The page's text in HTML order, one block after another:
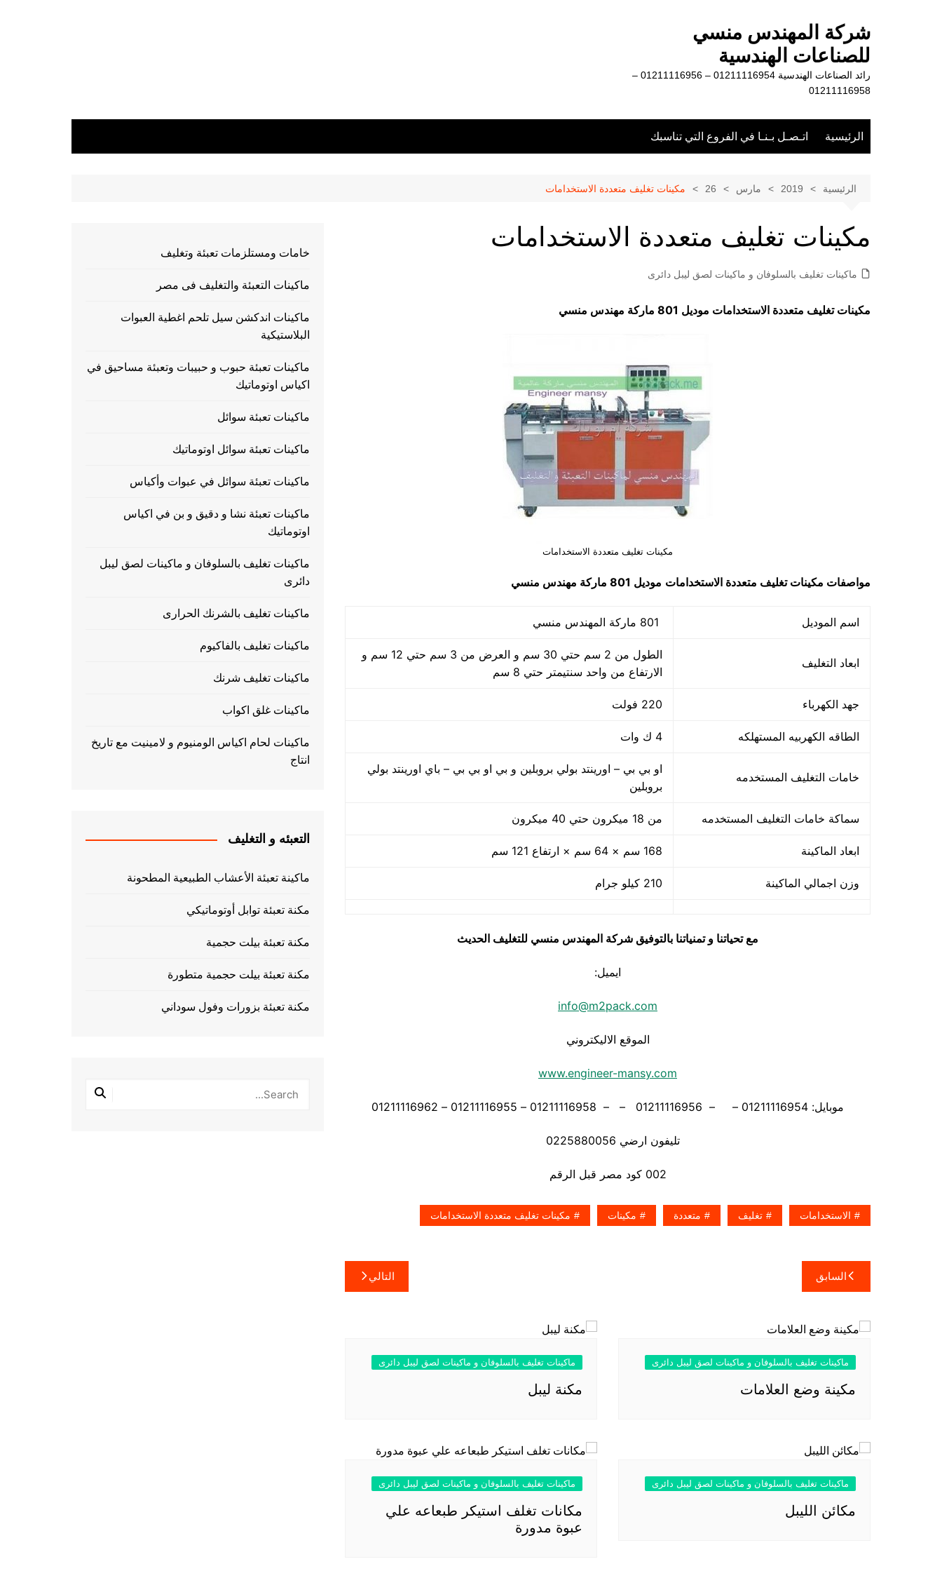
شركة المهندس منسي
للصناعات الهندسية
رائد الصناعات الهندسية 01211116954 – 01211116956 –
01211116958
الرئيسية اتـصـل بـنـا في الفروع التي تناسبك
الرئيسية 2019 مارس 26 مكينات تغليف متعددة الاستخدامات
مكينات تغليف متعددة الاستخدامات
ماكينات تغليف بالسلوفان و ماكينات لصق ليبل دائرى
مكينات تغليف متعددة الاستخدامات موديل 801 ماركة مهندس منسي
مكينات تغليف متعددة الاستخدامات
مواصفات مكينات تغليف متعددة الاستخدامات موديل 801 ماركة مهندس منسي
اسم الموديل
ابعاد التغليف
الطول من 2 سم حتي 30 سم و العرض من 3 سم حتي 12 سم و
الارتفاع من واحد سنتيمتر حتي 8 سم
جهد الكهرباء 220 فولت
الطاقه الكهربيه المستهلكه 4 ك وات
خامات التغليف المستخدمه
او بي بي – اورينتد بولي بروبلين و بي او بي بي – باي اورينتد بولي
بروبلين
سماكة خامات التغليف المستخدمه من 18 ميكرون حتي 40 ميكرون
ابعاد الماكينة 168 سم × 64 سم × ارتفاع 121 سم
وزن اجمالي الماكينة 210 كيلو جرام
مع تحياتنا و تمنياتنا بالتوفيق شركة المهندس منسي للتغليف الحديث
ايميل:
info@m2pack.com
الموقع الاليكتروني
www.engineer-mansy.com
موبايل: 01211116954 – – 01211116956 – – 01211116958 – 01211116955 – 01211116962
تليفون ارضي 0225880056
002 كود مصر قبل الرقم
الاستخدامات تغليف متعددة مكينات مكينات تغليف متعددة الاستخدامات
تصفّح
المقالات
السابق التالي
ماكينات تغليف بالسلوفان و ماكينات لصق ليبل دائرى
مكينة وضع العلامات
ماكينات تغليف بالسلوفان و ماكينات لصق ليبل دائرى
مكنة ليبل
ماكينات تغليف بالسلوفان و ماكينات لصق ليبل دائرى
مكائن الليبل
ماكينات تغليف بالسلوفان و ماكينات لصق ليبل دائرى
مكانات تغلف استيكر طبعاعه علي
عبوة مدورة
خامات ومستلزمات تعبئة وتغليف
ماكينات التعبئة والتغليف فى مصر
ماكينات اندكشن سيل تلحم اغطية العبوات
البلاستيكية
ماكينات تعبئة حبوب و حبيبات وتعبئة مساحيق في
اكياس اوتوماتيك
ماكينات تعبئة سوائل
ماكينات تعبئة سوائل اوتوماتيك
ماكينات تعبئة سوائل في عبوات وأكياس
ماكينات تعبئة نشا و دقيق و بن في اكياس
اوتوماتيك
ماكينات تغليف بالسلوفان و ماكينات لصق ليبل
دائرى
ماكينات تغليف بالشرنك الحرارى
ماكينات تغليف بالفاكيوم
ماكينات تغليف شرنك
ماكينات غلق اكواب
ماكينات لحام اكياس الومنيوم و لامينيت مع تاريخ
انتاج
التعبئه و التغليف
ماكينة تعبئة الأعشاب الطبيعية المطحونة
مكنة تعبئة توابل أوتوماتيكي
مكنة تعبئة بيلت حجمية
مكنة تعبئة بيلت حجمية متطورة
مكنة تعبئة بزورات وفول سوداني